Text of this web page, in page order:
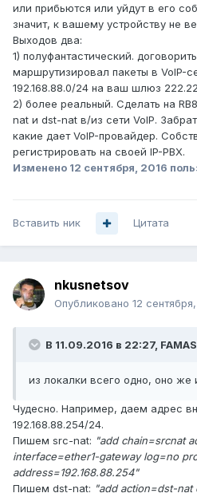
или прибьются или уйдут в его
значит, к вашему устройству не
Выходов два:
1) полуфантастический.
маршрутизировал пакеты в VoIP-
192.168.88.0/24 на ваш шлюз
2) более реальный. Сделать на
nat и dst-nat в/из сети VoIP.
какие дает VoIP-провайдер.
регистрировать на своей IP-PBX.
Изменено 12 сентября, 2016
Вставить ник Цитата
nkusnetsov
Опубликовано 12
В 11.09.2016 в 22:27,
из локалки всего одно, оно же
Чудесно. Например, даем адрес
192.168.88.254/24.
Пишем src-nat: "add chain=srcnat
interface=ether1-gateway log=no
address=192.168.88.254"
Пишем dst-nat: "add action=dst-